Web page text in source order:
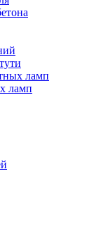
ламп
ламп